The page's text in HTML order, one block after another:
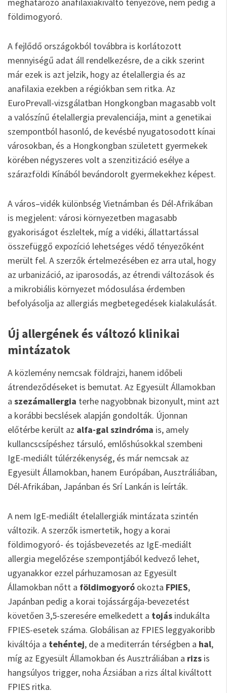
földimogyoró.
A fejlődő országokból továbbra is korlátozott
mennyiségű adat áll rendelkezésre, de a cikk szerint
már ezek is azt jelzik, hogy az ételallergia és az
anafilaxia ezekben a régiókban sem ritka. Az
EuroPrevall-vizsgálatban Hongkongban magasabb volt
a valószínű ételallergia prevalenciája, mint a genetikai
szempontból hasonló, de kevésbé nyugatosodott kínai
városokban, és a Hongkongban született gyermekek
körében négyszeres volt a szenzitizáció esélye a
szárazföldi Kínából bevándorolt gyermekekhez képest.
A város–vidék különbség Vietnámban és Dél-Afrikában
is megjelent: városi környezetben magasabb
gyakoriságot észleltek, míg a vidéki, állattartással
összefüggő expozíció lehetséges védő tényezőként
merült fel. A szerzők értelmezésében ez arra utal, hogy
az urbanizáció, az iparosodás, az étrendi változások és
a mikrobiális környezet módosulása érdemben
befolyásolja az allergiás megbetegedések kialakulását.
Új allergének és változó klinikai
mintázatok
A közlemény nemcsak földrajzi, hanem időbeli
átrendeződéseket is bemutat. Az Egyesült Államokban
a szezámallergia terhe nagyobbnak bizonyult, mint azt
a korábbi becslések alapján gondolták. Újonnan
előtérbe került az alfa-gal szindróma is, amely
kullancscsípéshez társuló, emlőshúsokkal szembeni
IgE-mediált túlérzékenység, és már nemcsak az
Egyesült Államokban, hanem Európában, Ausztráliában,
Dél-Afrikában, Japánban és Srí Lankán is leírták.
A nem IgE-mediált ételallergiák mintázata szintén
változik. A szerzők ismertetik, hogy a korai
földimogyoró- és tojásbevezetés az IgE-mediált
allergia megelőzése szempontjából kedvező lehet,
ugyanakkor ezzel párhuzamosan az Egyesült
Államokban nőtt a földimogyoró okozta FPIES,
Japánban pedig a korai tojássárgája-bevezetést
követően 3,5-szeresére emelkedett a tojás indukálta
FPIES-esetek száma. Globálisan az FPIES leggyakoribb
kiváltója a tehéntej, de a mediterrán térségben a hal,
míg az Egyesült Államokban és Ausztráliában a rizs is
hangsúlyos trigger, noha Ázsiában a rizs által kiváltott
FPIES ritka.